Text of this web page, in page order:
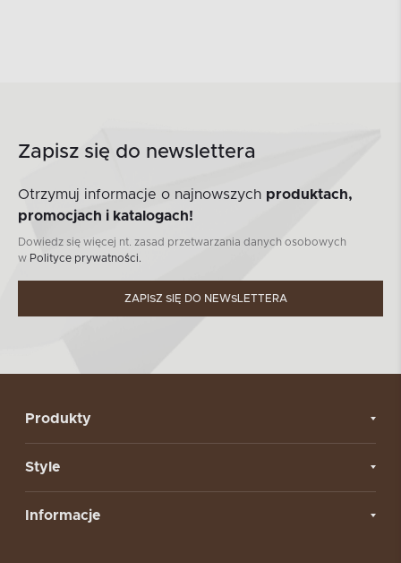
Zapisz się do newslettera
Otrzymuj informacje o najnowszych produktach,
promocjach i katalogach!
Dowiedz się więcej nt. zasad przetwarzania danych osobowych
w Polityce prywatności.
ZAPISZ SIĘ DO NEWSLETTERA
Produkty
Style
Informacje